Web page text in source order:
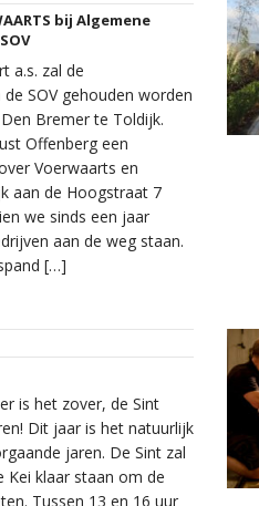
bij Algemene
a.s. zal de
SOV gehouden worden
Bremer te Toldijk.
Offenberg een
Voerwaarts en
aan de Hoogstraat 7
we sinds een jaar
aan de weg staan.
[…]
is het zover, de Sint
Dit jaar is het natuurlijk
jaren. De Sint zal
Kei klaar staan om de
Tussen 13 en 16 uur